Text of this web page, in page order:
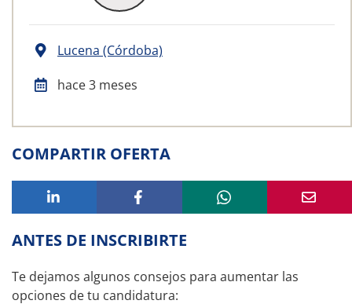
Lucena (Córdoba)
hace 3 meses
COMPARTIR OFERTA
ANTES DE INSCRIBIRTE
Te dejamos algunos consejos para aumentar las
opciones de tu candidatura: